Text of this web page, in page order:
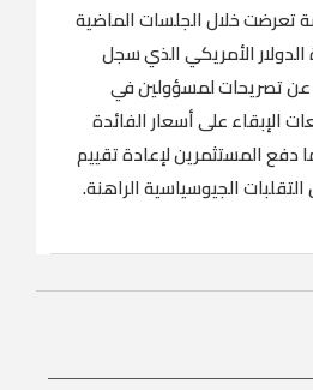
تعرضت خلال الجلسات الماضية
الأمريكي الذي سجل
تصريحات لمسؤولين في
الإبقاء على أسعار الفائدة
دفع المستثمرين لإعادة تقييم
الجيوسياسية الراهنة.